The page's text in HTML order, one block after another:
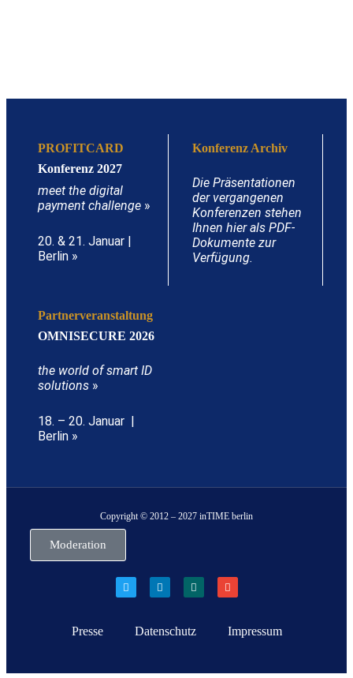
PROFITCARD
Konferenz 2027
meet the digital
payment challenge »
20. & 21. Januar |
Berlin »
Konferenz Archiv
Die Präsentationen
der vergangenen
Konferenzen stehen
Ihnen hier als PDF-
Dokumente zur
Verfügung.
Partnerveranstaltung
OMNISECURE 2026
the world of smart ID
solutions »
18. – 20. Januar |
Berlin »
Copyright © 2012 – 2027 inTIME berlin
Moderation
Presse Datenschutz Impressum